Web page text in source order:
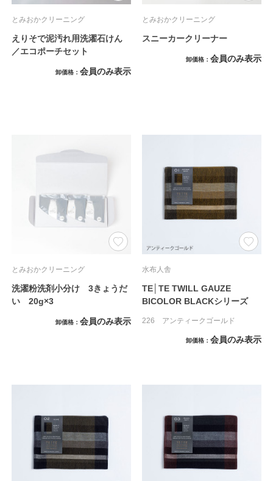
とみおかクリーニング
えりそで泥汚れ用洗濯石けん
／エコポーチセット
卸価格 会員のみ表示
とみおかクリーニング
スニーカークリーナー
卸価格 会員のみ表示
とみおかクリーニング
洗濯粉洗剤小分け 3きょうだ
い 20g×3
卸価格 会員のみ表示
水布人舎
TE│TE TWILL GAUZE
BICOLOR BLACKシリーズ
226 アンティークゴールド
卸価格 会員のみ表示